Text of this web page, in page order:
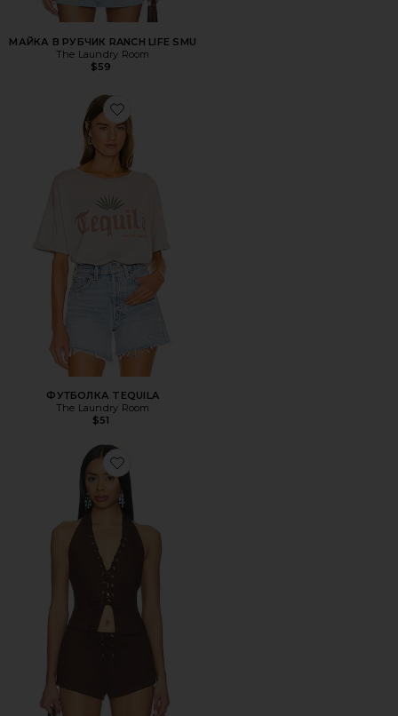
МАЙКА В РУБЧИК RANCH LIFE SMU
The Laundry Room
$59
Favorite ФУТБОЛКА TEQUILA
ФУТБОЛКА TEQUILA
The Laundry Room
$51
Favorite ТОП MILA